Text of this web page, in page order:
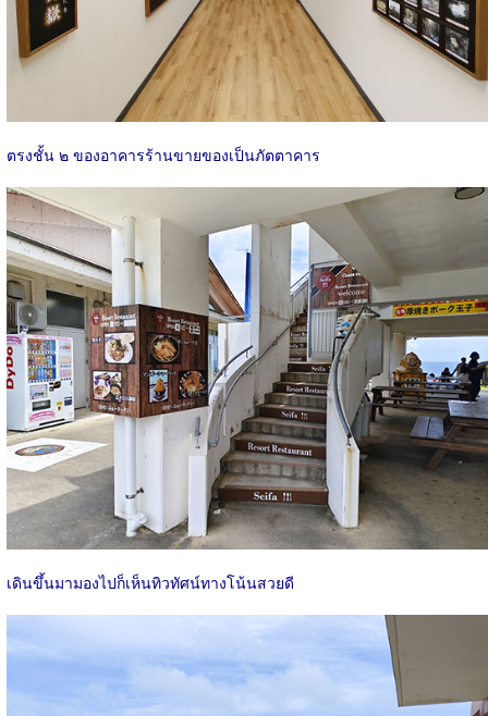
ตรงชั้น ๒ ของอาคารร้านขายของเป็นภัตตาคาร
เดินขึ้นมามองไปก็เห็นทิวทัศน์ทางโน้นสวยดี